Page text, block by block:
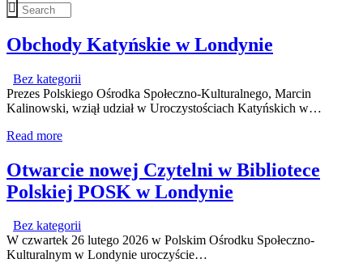
Obchody Katyńskie w Londynie
Bez kategorii
Prezes Polskiego Ośrodka Społeczno-Kulturalnego, Marcin
Kalinowski, wziął udział w Uroczystościach Katyńskich w…
Read more
Otwarcie nowej Czytelni w Bibliotece
Polskiej POSK w Londynie
Bez kategorii
W czwartek 26 lutego 2026 w Polskim Ośrodku Społeczno-
Kulturalnym w Londynie uroczyście…